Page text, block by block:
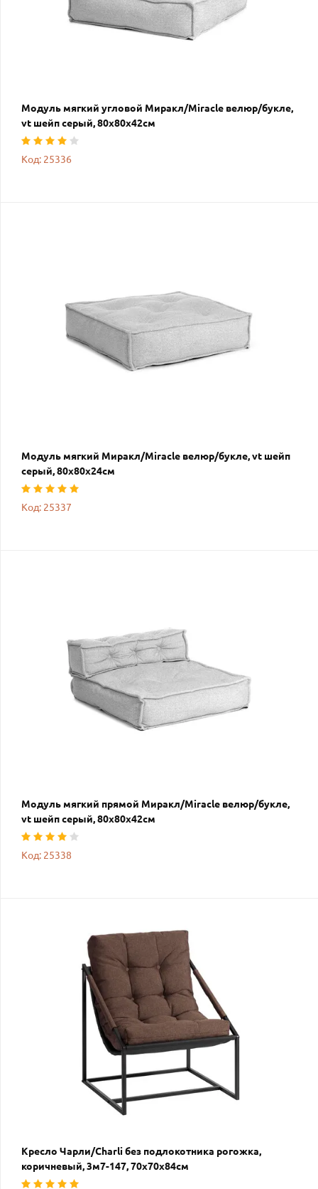
Модуль мягкий угловой Миракл/Miracle велюр/букле,
vt шейп серый, 80х80х42см
Код: 25336
Модуль мягкий Миракл/Miracle велюр/букле, vt шейп
серый, 80х80х24см
Код: 25337
Модуль мягкий прямой Миракл/Miracle велюр/букле,
vt шейп серый, 80х80х42см
Код: 25338
Кресло Чарли/Charli без подлокотника рогожка,
коричневый, 3м7-147, 70х70х84см